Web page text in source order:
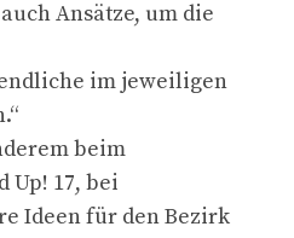
Ansätze, um die
im jeweiligen
beim
Up! 17, bei
Ideen für den Bezirk